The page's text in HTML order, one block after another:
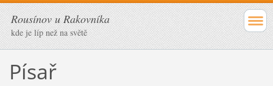
Rousínov u Rakovníka
kde je líp než na světě
Písař